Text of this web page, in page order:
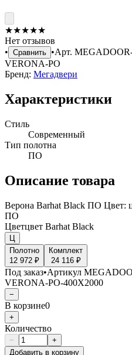
★★★★★
Нет отзывов
• Сравнить •Арт.
VERONA-PO
Бренд: Мегадвери
Характеристики
Стиль
Современный
Тип полотна
ПО
Описание товара
Верона Barhat Black ПО Цвет:
ПО
Цветцвет Barhat Black
Ц
Полотно
12 972 ₽
Комплект
24 116 ₽
Под заказ•Артикул
VERONA-PO-400X2000
−
В корзине0
+
Количество
−
+
Добавить в корзину